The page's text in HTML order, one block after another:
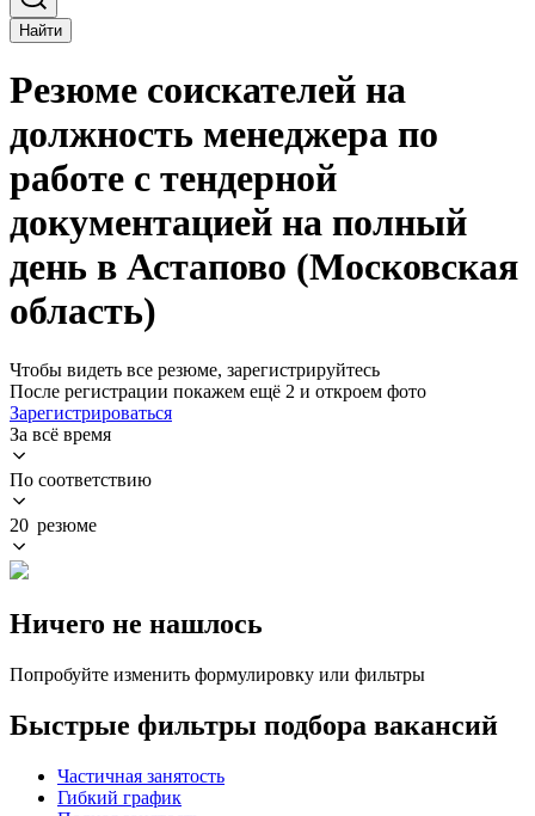
Найти
Резюме соискателей на
должность менеджера по
работе с тендерной
документацией на полный
день в Астапово (Московская
область)
Чтобы видеть все резюме, зарегистрируйтесь
После регистрации покажем ещё 2 и откроем фото
Зарегистрироваться
За всё время
По соответствию
20 резюме
Ничего не нашлось
Попробуйте изменить формулировку или фильтры
Быстрые фильтры подбора вакансий
Частичная занятость
Гибкий график